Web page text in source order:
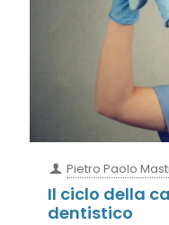
Pietro Paolo
Il ciclo della
dentistico